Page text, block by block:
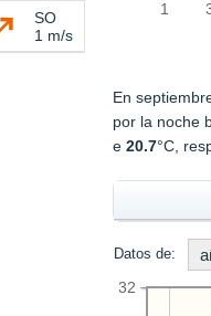
1
En
por la noche
e20.7°C,
Datos de:
32
SO
1 m/s